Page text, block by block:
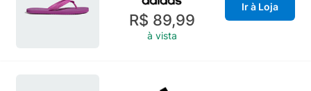
R$ 89,99
à vista
Ir à Loja